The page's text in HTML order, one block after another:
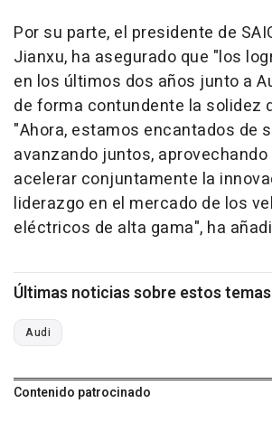
Por su parte, el presidente de
Jianxu, ha asegurado que "los
en los últimos dos años junto a
de forma contundente la solidez
"Ahora, estamos encantados de
avanzando juntos,
acelerar conjuntamente la
liderazgo en el mercado de los
eléctricos de alta gama", ha
Últimas noticias sobre estos temas
Audi
Contenido patrocinado